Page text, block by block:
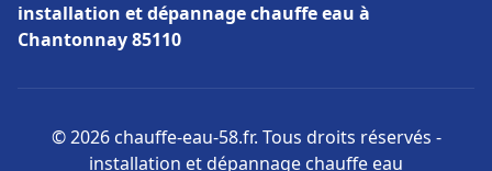
installation et dépannage chauffe eau à
Chantonnay 85110
© 2026 chauffe-eau-58.fr. Tous droits réservés -
installation et dépannage chauffe eau